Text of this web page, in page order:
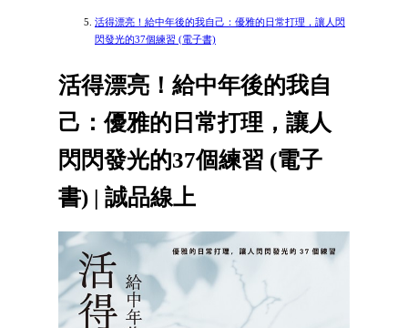
活得漂亮！給中年後的我自己：優雅的日常打理，讓人閃
閃發光的37個練習 (電子書)
活得漂亮！給中年後的我自
己：優雅的日常打理，讓人
閃閃發光的37個練習 (電子
書) | 誠品線上